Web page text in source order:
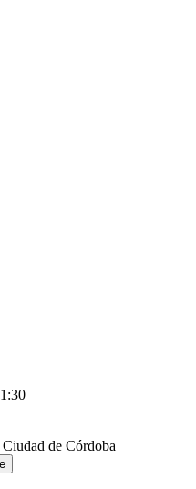
Ciudad de Córdoba